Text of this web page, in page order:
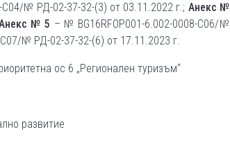
С04/№ РД-02-37-32-(3) от 03.11.2022 г.; Анекс №
№ 5 – № BG16RFOP001-6.002-0008-С06/№
№ РД-02-37-32-(6) от 17.11.2023 г.
ос 6 „Регионален туризъм“
развитие